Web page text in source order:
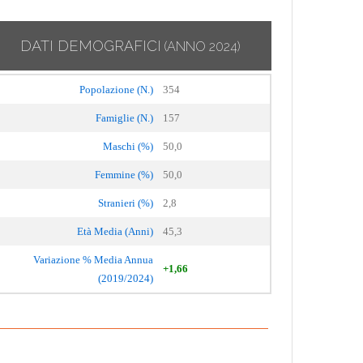
DATI DEMOGRAFICI (ANNO 2024)
Popolazione (N.) 354
Famiglie (N.) 157
Maschi (%) 50,0
Femmine (%) 50,0
Stranieri (%) 2,8
Età Media (Anni) 45,3
Variazione % Media Annua
(2019/2024)
+1,66